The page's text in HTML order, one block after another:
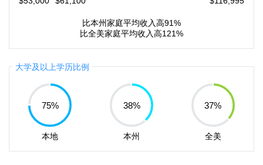
比本州家庭平均收入高91%
比全美家庭平均收入高121%
大学及以上学历比例
75%
本地
38%
本州
37%
全美